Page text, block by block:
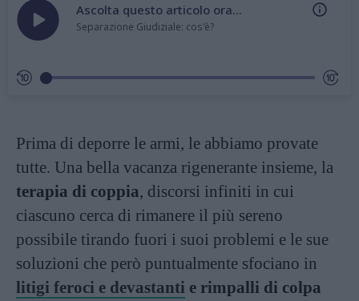
Ascolta questo articolo ora...
Separazione Giudiziale: cos'è?
Prima di deporre le armi, le abbiamo provate
tutte. Una bella vacanza rigenerante insieme, la
terapia di coppia, discorsi infiniti in cui
ciascuno cerca di rimanere il più sereno
possibile tirando fuori i suoi problemi e le sue
soluzioni che però puntualmente sfociano in
litigi feroci e devastanti e rimpalli di colpa